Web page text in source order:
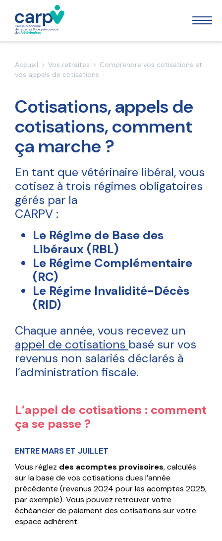
La CARPV
Notre organisation
Nos publications
Vos retraites
Les retraites de base, complémentaire et réversion
Comprendre vos cotisations et vos appels de
cotisations
Simuler sa retraite
Le cumul emploi-retraite
Le conjoint-collaborateur
Votre prévoyance
La prévoyance
La rente d’invalidité, de survie et d’éducation
Le capital décès
Vos indemnités journalières
Indemnités journalières courtes
Indemnités journalières longues
L’action sociale
Le FAS (Fonds d’action sociale)
Les différents types d’aides
Démarches à suivre
Documents utiles
Sourd ou malentendant ?
Mon espace personnel
Nous contacter
OK
Accueil > Vos retraites > Comprendre vos cotisations et
vos appels de cotisations
Cotisations, appels de
cotisations, comment
ça marche ?
En tant que vétérinaire libéral, vous
cotisez à trois régimes obligatoires
gérés par la
CARPV :
Le Régime de Base des
Libéraux (RBL)
Le Régime Complémentaire
(RC)
Le Régime Invalidité-Décès
(RID)
Chaque année, vous recevez un
appel de cotisations basé sur vos
revenus non salariés déclarés à
l’administration fiscale.
L’appel de cotisations : comment
ça se passe ?
ENTRE MARS ET JUILLET
Vous réglez des acomptes provisoires, calculés
sur la base de vos cotisations dues l’année
précédente (revenus 2024 pour les acomptes 2025,
par exemple). Vous pouvez retrouver votre
échéancier de paiement des cotisations sur votre
espace adhérent.